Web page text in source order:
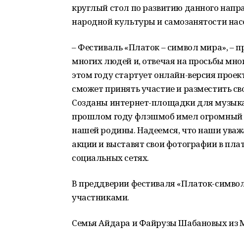
круглый стол по развитию данного
народной культуры и самозанятости
– Фестиваль «Платок – символ мира», –
многих людей и, отвечая на просьбы
этом году стартует онлайн-версия
сможет принять участие и разместить
Созданы интернет-площадки для
прошлом году флэшмоб имел огромный
нашей родины. Надеемся, что наши
акции и выставят свои фотографии в
социальных сетях.
В преддверии фестиваля «Платок-
участниками.
Семья Айдара и Файрузы Шабановых из